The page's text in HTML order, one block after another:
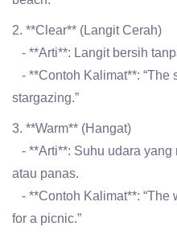
2. **Clear** (Langit Cerah)
- **Arti**: Langit bersih
- **Contoh Kalimat**: “The
stargazing.”
3. **Warm** (Hangat)
- **Arti**: Suhu udara yang
atau panas.
- **Contoh Kalimat**: “The
for a picnic.”